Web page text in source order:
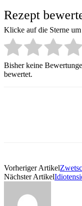
Rezept
Klicke auf die Sterne
Bisher keine
bewertet.
Vorheriger Artikel
Nächster Artikel